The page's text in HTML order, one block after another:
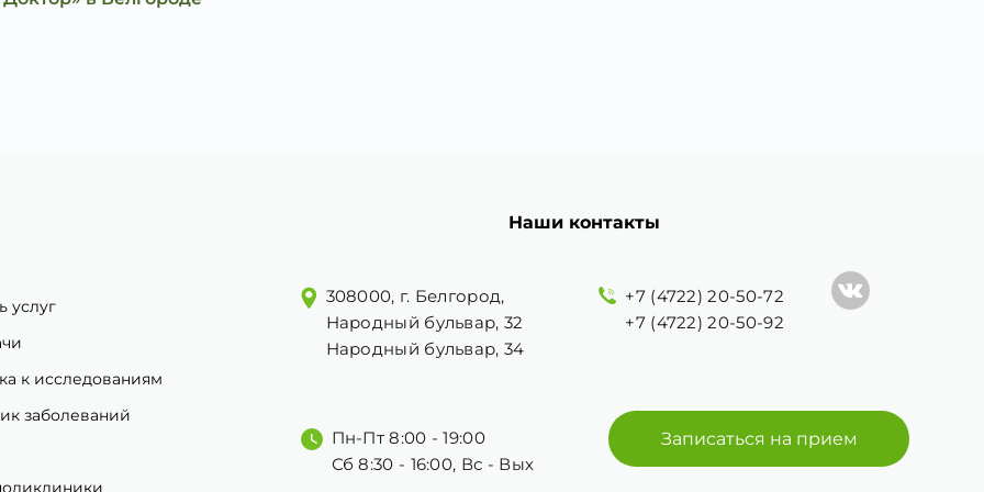
услуг
к исследованиям
заболеваний
Наши контакты
308000, г. Белгород,
Народный бульвар, 32
Народный бульвар, 34
Пн-Пт 8:00 - 19:00
Сб 8:30 - 16:00, Вс - Вых
+7 (4722) 20-50-72
+7 (4722) 20-50-92
Записаться на прием